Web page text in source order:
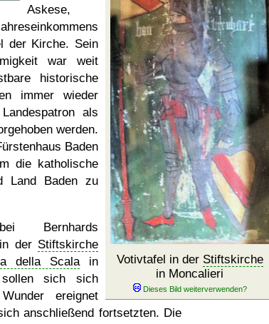
Votivtafel in der Stiftskirche
in Moncalieri
Askese,
der Kirche. Sein
war weit
historische
immer wieder
als
werden.
Baden
die katholische
Land Baden zu
Bernhards
der Stiftskirche
della Scalain
sollen sich sich
ereignet
anschließend fortsetzten. Die